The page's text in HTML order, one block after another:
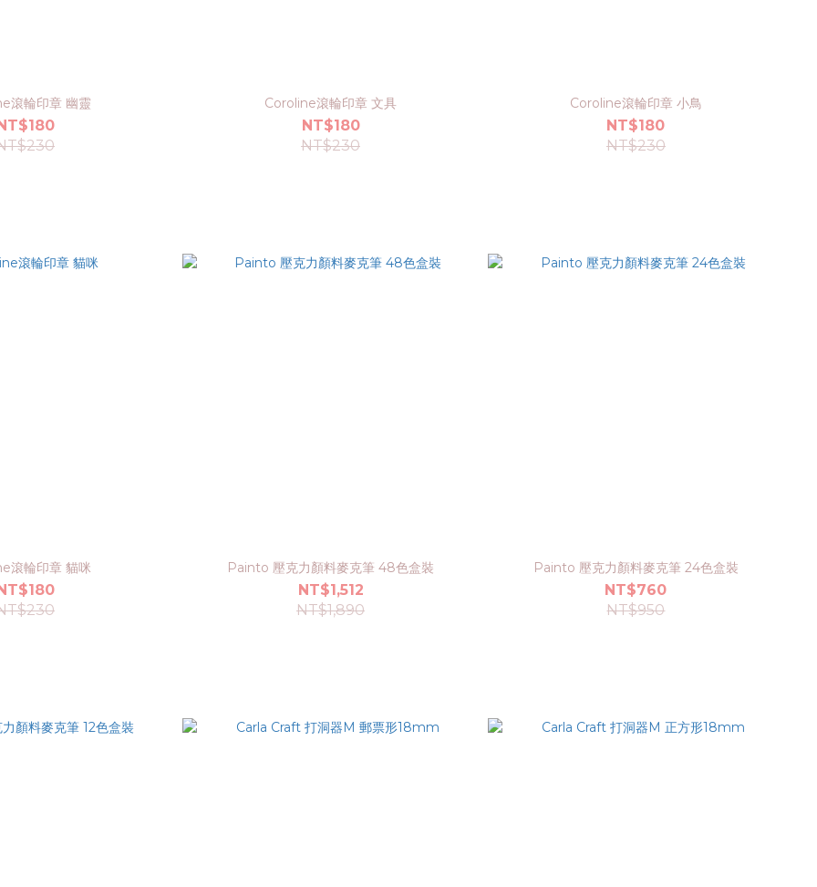
滾輪印章 幽靈 Coroline滾輪印章 文具
NT$180
NT$230
Coroline滾輪印章 小鳥
NT$180
NT$230
滾輪印章 貓咪 Painto 壓克力顏料麥克筆 48色盒裝
NT$1,512
NT$1,890
Painto 壓克力顏料麥克筆 24色盒裝
NT$760
NT$950